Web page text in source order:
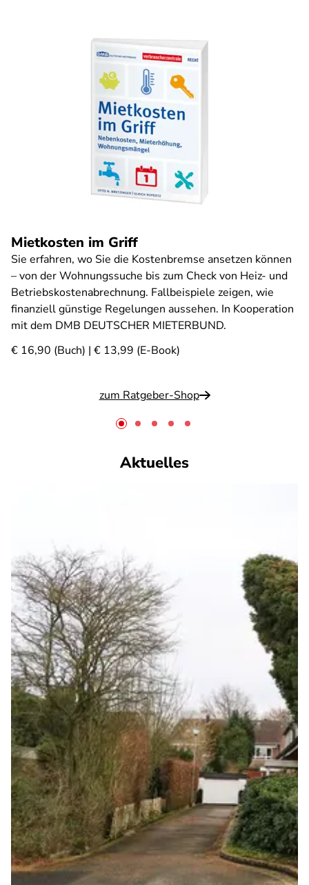
Mietkosten im Griff
Sie erfahren, wo Sie die Kostenbremse ansetzen können
– von der Wohnungssuche bis zum Check von Heiz- und
Betriebskostenabrechnung. Fallbeispiele zeigen, wie
finanziell günstige Regelungen aussehen. In Kooperation
mit dem DMB DEUTSCHER MIETERBUND.
€ 16,90 (Buch) | € 13,99 (E-Book)
zum Ratgeber-Shop
Aktuelles